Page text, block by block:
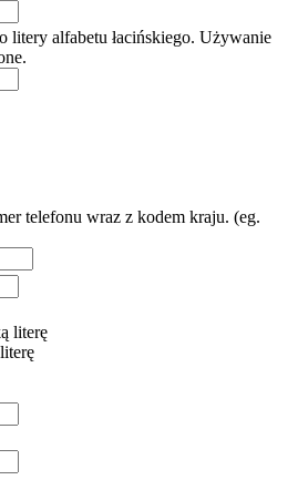
litery alfabetu łacińskiego. Używanie
telefonu wraz z kodem kraju. (eg.
literę